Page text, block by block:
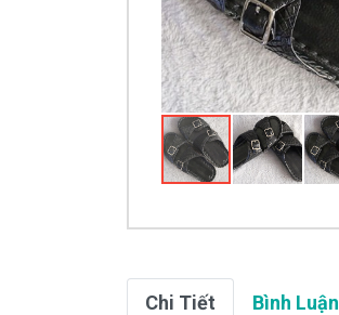
Chi Tiết Bình Luận